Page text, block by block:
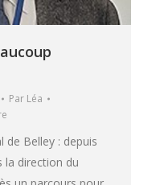
Par Léa
de Belley : depuis
la direction du